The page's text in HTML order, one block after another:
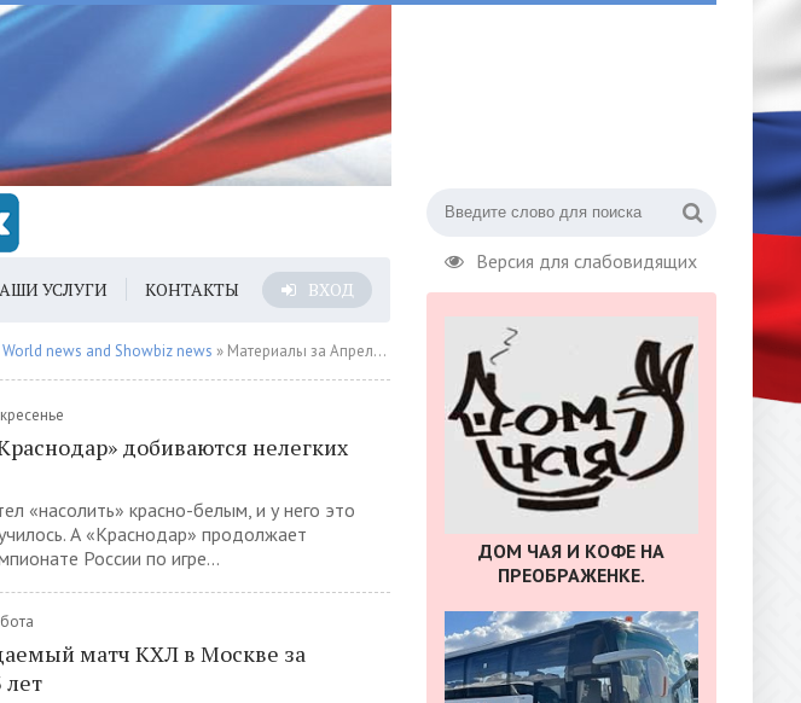
Версия для слабовидящих
УСЛУГИ КОНТАКТЫ ВХОД
news and Showbiz news » Материалы за Апрель 2025 года » Страница 6
добиваются нелегких
«насолить» красно-белым, и у него это
А «Краснодар» продолжает
России по игре...
матч КХЛ в Москве за
лет
ДОМ ЧАЯ И КОФЕ НА
ПРЕОБРАЖЕНКЕ.